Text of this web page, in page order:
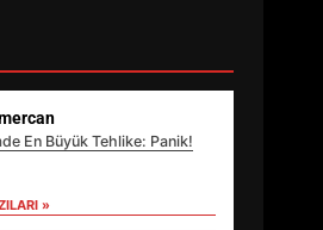
En Büyük Tehlike: Panik!
»